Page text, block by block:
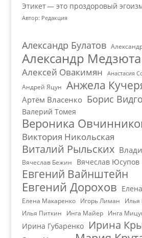
Этикет — это проздоровый
Автор: Редакция
Александр Булатов
Александр Медзюта
Алексей Овакимян Анастасия
Андрей Яцун Анжела
Артём Власенко Борис
Валерий Томея
Вероника
Виктория Никольская
Виталий Рыльских
Вячеслав Бежин Вячеслав Юсупов
Евгений Вайнштейн
Евгений Дорохов
Елена Макаренко Игорь Лиман
Илья Питкин
Инга Майер Инга
Ирина Губаренко Ирина